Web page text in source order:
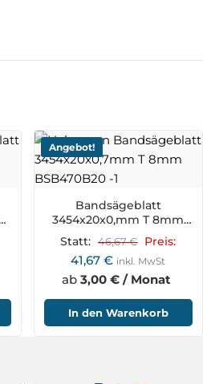
Angebot!
Bandsägeblatt
3454x20x0,mm T 8mm
BSB470B20
Statt: 46,67€ Preis:
41,67€ inkl. MwSt
ab3,00 € / Monat
In den Warenkorb